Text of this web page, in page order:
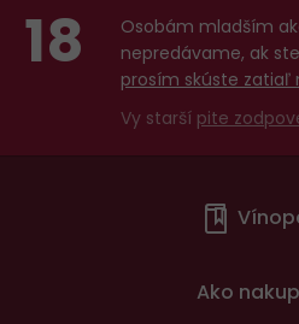
18
Osobám mladším
nepredávame, ak
prosím skúste zatiaľ
Vy starší pite
Ako